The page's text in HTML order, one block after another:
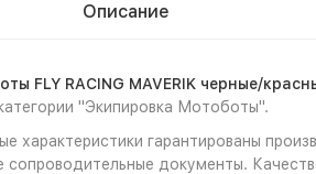
Описание
FLY RACING MAVERIK черные/
"Экипировка Мотоботы".
характеристики гарантированы
документы.